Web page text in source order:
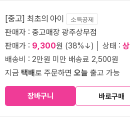
[중고] 최초의 아이 소득공제
판매자 : 중고매장 광주상무점
판매가 : 9,300원 (38%↓) │ 상태 : 상
배송비 : 2만원 미만 배송료 2,500원
지금 택배로 주문하면오늘 출고 가능
장바구니 바로구매